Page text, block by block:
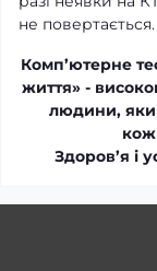
не повертається.
Комп’ютерне
життя» -
людини,
Здоров’я і